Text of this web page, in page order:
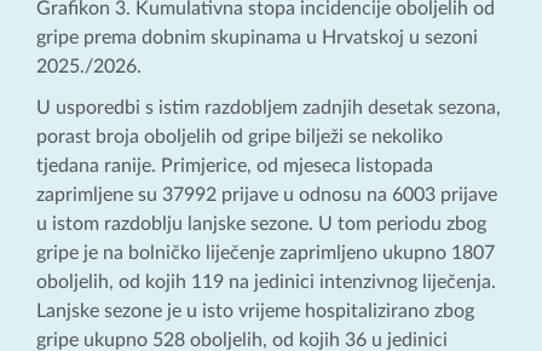
Grafikon 3. Kumulativna stopa incidencije oboljelih od
gripe prema dobnim skupinama u Hrvatskoj u sezoni
2025./2026.
U usporedbi s istim razdobljem zadnjih desetak sezona,
porast broja oboljelih od gripe bilježi se nekoliko
tjedana ranije. Primjerice, od mjeseca listopada
zaprimljene su 37992 prijave u odnosu na 6003 prijave
u istom razdoblju lanjske sezone. U tom periodu zbog
gripe je na bolničko liječenje zaprimljeno ukupno 1807
oboljelih, od kojih 119 na jedinici intenzivnog liječenja.
Lanjske sezone je u isto vrijeme hospitalizirano zbog
gripe ukupno 528 oboljelih, od kojih 36 u jedinici